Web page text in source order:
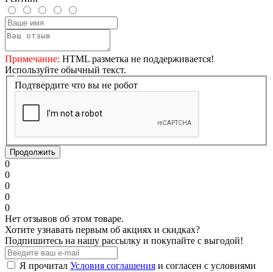
Примечание: HTML разметка не поддерживается!
Используйте обычный текст.
Подтвердите что вы не робот
Продолжить
0
0
0
0
0
Нет отзывов об этом товаре.
Хотите узнавать первым об акциях и скидках?
Подпишитесь на нашу рассылку и покупайте с выгодой!
Я прочитал Условия соглашения и согласен с условиями